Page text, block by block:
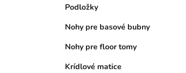
Podložky
Nohy pre basové bubny
Nohy pre floor tomy
Krídlové matice